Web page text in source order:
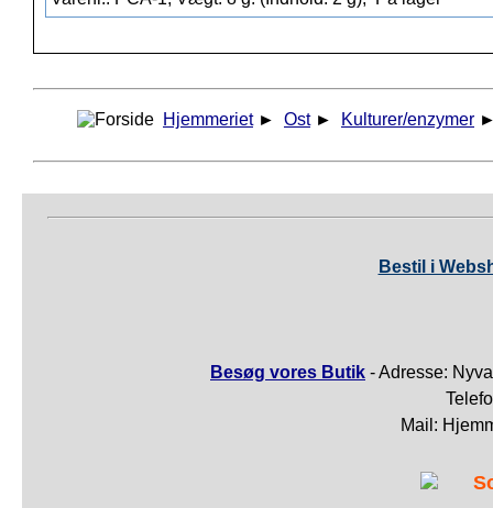
Hjemmeriet ► Ost ► Kulturer/enzymer
Bestil i
Besøg vores Butik - Adresse:
Mail: